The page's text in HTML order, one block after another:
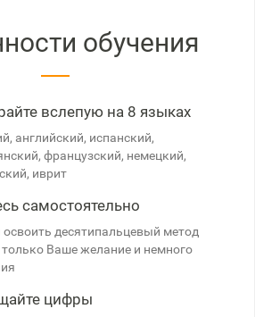
обучения
вслепую на 8 языках
английский, испанский,
французский, немецкий,
иврит
самостоятельно
десятипальцевый метод
Ваше желание и немного
цифры